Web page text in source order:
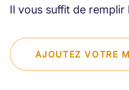
Il vous suffit de remplir
AJOUTEZ VOTRE